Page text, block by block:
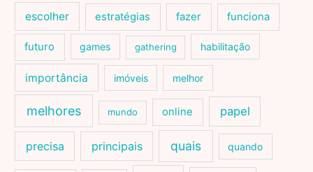
escolher estratégias fazer funciona
futuro games gathering habilitação
importância imóveis melhor
melhores mundo online papel
precisa principais quais quando